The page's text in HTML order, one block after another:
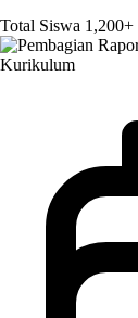
Total Siswa 1,200+
Kurikulum